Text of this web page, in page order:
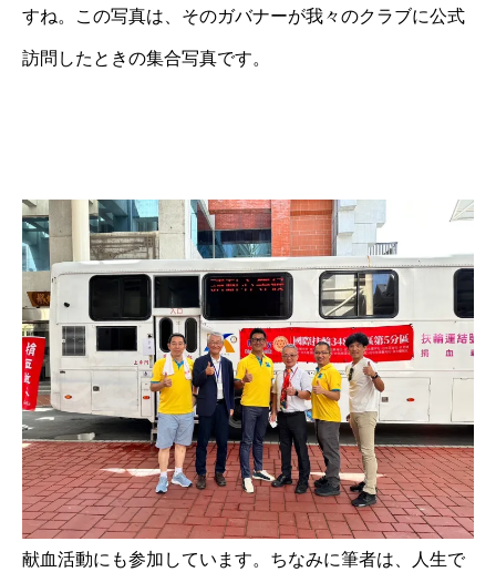
すね。この写真は、そのガバナーが我々のクラブに公式
訪問したときの集合写真です。
献血活動にも参加しています。ちなみに筆者は、人生で